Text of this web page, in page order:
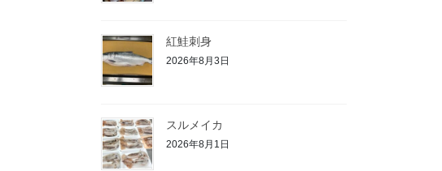
紅鮭刺身
2026年8月3日
スルメイカ
2026年8月1日